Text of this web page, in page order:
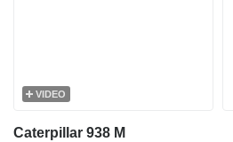
VIDEO
Caterpillar 938 M